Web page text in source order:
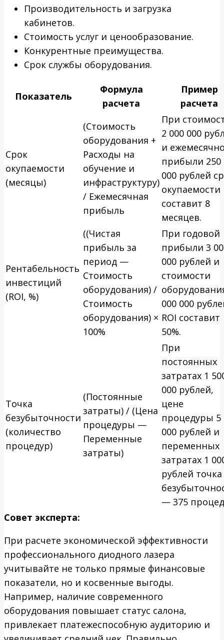
Производительность и загрузка
кабинетов.
Стоимость услуг и ценообразование.
Конкурентные преимущества.
Срок службы оборудования.
Показатель
Формула
расчета
Пример
расчета
Срок
окупаемости
(месяцы)
(Стоимость
оборудования +
Расходы на
обучение и
инфраструктуру)
/ Ежемесячная
прибыль
При
2 000 000
и
прибыли 250
000 рублей
окупаемости
составит 8
месяцев.
Рентабельность
инвестиций
(ROI, %)
((Чистая
прибыль за
период —
Стоимость
оборудования) /
Стоимость
оборудования) ×
100%
При годовой
прибыли 3
000 рублей и
стоимости
000 000
ROI составит
50%.
Точка
безубыточности
(количество
процедур)
(Постоянные
затраты) / (Цена
процедуры —
Переменные
затраты)
При
постоянных
затратах 1
000 рублей,
цене
процедуры 5
000 рублей и
переменных
затратах 1
рублей точка
— 375
Совет эксперта:
При расчете экономической эффективности
профессионального диодного лазера
учитывайте не только прямые финансовые
показатели, но и косвенные выгоды.
Например, наличие современного
оборудования повышает статус салона,
привлекает платежеспособную аудиторию и